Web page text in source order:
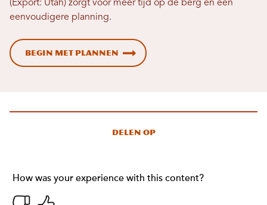
(Export: Utah) zorgt voor meer tijd op de berg en een
eenvoudigere planning.
Begin met plannen
Delen op